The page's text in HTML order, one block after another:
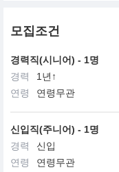
1999년 한국에 진출한
중하여 상류층 여성들
시장을 새롭게 열었으며,
렘므 엥땅시브는 기존의
으로 Beyond Luxury
보떼의 세계에 첫발을 디
뽀 보떼와 함께 아름다
니다.
모집조건
경력직(시니어) - 1명
경력
1년↑
연령
연령무관
신입직(주니어) - 1명
경력
신입
연령
연령무관